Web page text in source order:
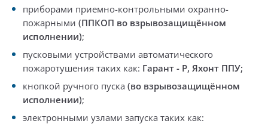
приборами приемно-контрольными охранно-
пожарными (ППКОП во взрывозащищённом
исполнении);
пусковыми устройствами автоматического
пожаротушения таких как: Гарант - Р, Яхонт ППУ;
кнопкой ручного пуска (во взрывозащищённом
исполнении);
электронными узлами запуска таких как: